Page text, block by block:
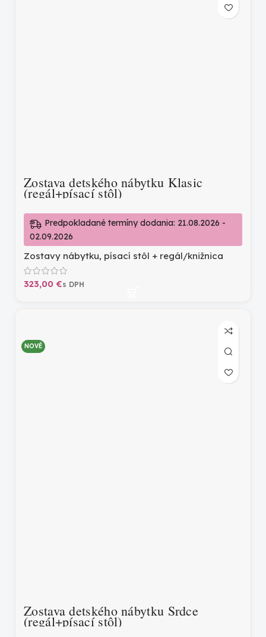
Zostava detského nábytku Klasic
(regál+písací stôl)
Predpokladané termíny dodania: 21.08.2026 -
02.09.2026
Zostavy nábytku, písací stôl + regál/knižnica
€
NOVÉ
Zostava detského nábytku Srdce
(regál+písací stôl)